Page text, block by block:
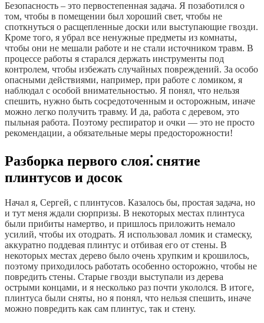
Безопасность – это первостепенная задача. Я позаботился о
том, чтобы в помещении был хороший свет, чтобы не
споткнуться о расщепленные доски или выступающие гвозди.
Кроме того, я убрал все ненужные предметы из комнаты,
чтобы они не мешали работе и не стали источником травм. В
процессе работы я старался держать инструменты под
контролем, чтобы избежать случайных повреждений. За особо
опасными действиями, например, при работе с ломиком, я
наблюдал с особой внимательностью. Я понял, что нельзя
спешить, нужно быть сосредоточенным и осторожным, иначе
можно легко получить травму. И да, работа с деревом, это
пыльная работа. Поэтому респиратор и очки — это не просто
рекомендации, а обязательные меры предосторожности!
Разборка первого слоя⁚ снятие
плинтусов и досок
Начал я, Сергей, с плинтусов. Казалось бы, простая задача, но
и тут меня ждали сюрпризы. В некоторых местах плинтуса
были прибиты намертво, и пришлось приложить немало
усилий, чтобы их отодрать. Я использовал ломик и стамеску,
аккуратно поддевая плинтус и отбивая его от стены. В
некоторых местах дерево было очень хрупким и крошилось,
поэтому приходилось работать особенно осторожно, чтобы не
повредить стены. Старые гвозди выступали из дерева
острыми концами, и я несколько раз почти укололся. В итоге,
плинтуса были сняты, но я понял, что нельзя спешить, иначе
можно повредить как сам плинтус, так и стену.